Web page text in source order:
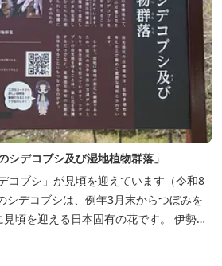
シデコブシ及び湿地植物群落」
コブシ」が見頃を迎えています（令和8
頃を迎える日本固有の花です。 伊勢湾
シデコブシは、三重県内ではいなべ市、
勢地方に見られ これらの自生地は日本に